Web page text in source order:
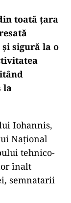
toată ţara
sigură la o
la
Iohannis,
Naţional
tehnico-
înalt
semnatarii